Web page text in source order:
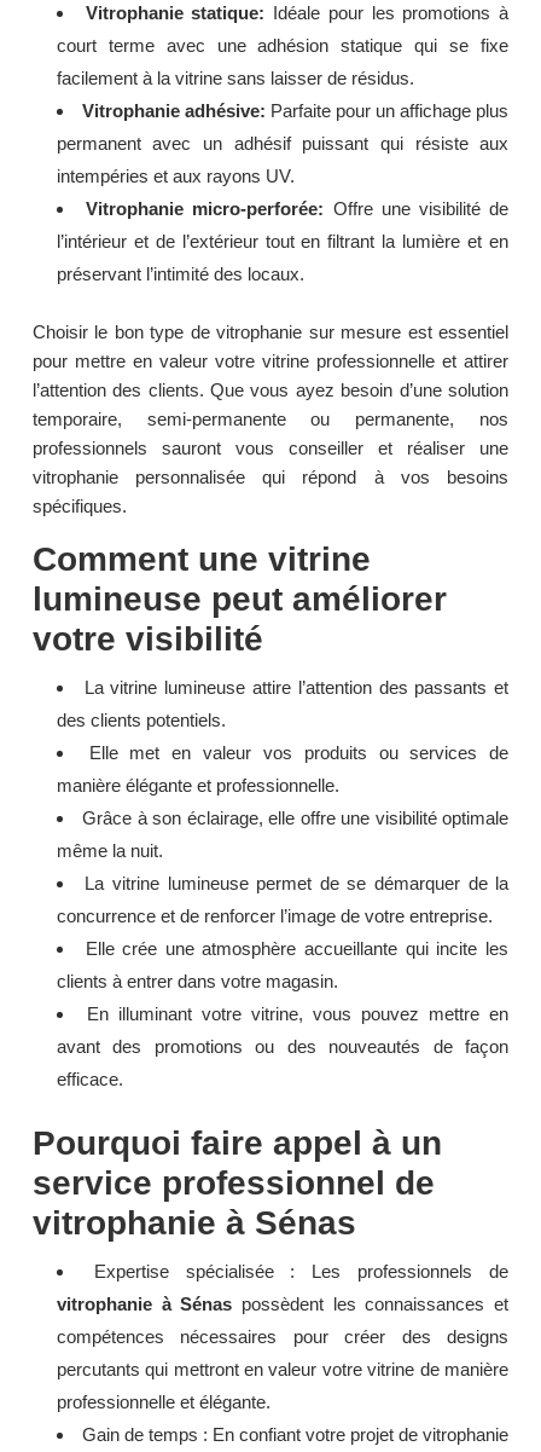
Vitrophanie statique: Idéale pour les promotions à
court terme avec une adhésion statique qui se fixe
facilement à la vitrine sans laisser de résidus.
Vitrophanie adhésive: Parfaite pour un affichage plus
permanent avec un adhésif puissant qui résiste aux
intempéries et aux rayons UV.
Vitrophanie micro-perforée: Offre une visibilité de
l’intérieur et de l’extérieur tout en filtrant la lumière et en
préservant l’intimité des locaux.
Choisir le bon type de vitrophanie sur mesure est essentiel
pour mettre en valeur votre vitrine professionnelle et attirer
l’attention des clients. Que vous ayez besoin d’une solution
temporaire, semi-permanente ou permanente, nos
professionnels sauront vous conseiller et réaliser une
vitrophanie personnalisée qui répond à vos besoins
spécifiques.
Comment une vitrine
lumineuse peut améliorer
votre visibilité
La vitrine lumineuse attire l’attention des passants et
des clients potentiels.
Elle met en valeur vos produits ou services de
manière élégante et professionnelle.
Grâce à son éclairage, elle offre une visibilité optimale
même la nuit.
La vitrine lumineuse permet de se démarquer de la
concurrence et de renforcer l’image de votre entreprise.
Elle crée une atmosphère accueillante qui incite les
clients à entrer dans votre magasin.
En illuminant votre vitrine, vous pouvez mettre en
avant des promotions ou des nouveautés de façon
efficace.
Pourquoi faire appel à un
service professionnel de
vitrophanie à Sénas
Expertise spécialisée : Les professionnels de
vitrophanie à Sénas possèdent les connaissances et
compétences nécessaires pour créer des designs
percutants qui mettront en valeur votre vitrine de manière
professionnelle et élégante.
Gain de temps : En confiant votre projet de vitrophanie